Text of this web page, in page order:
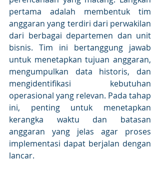
pertama adalah membentuk tim
anggaran yang terdiri dari perwakilan
dari berbagai departemen dan unit
bisnis. Tim ini bertanggung jawab
untuk menetapkan tujuan anggaran,
mengumpulkan data historis, dan
mengidentifikasi kebutuhan
operasional yang relevan. Pada tahap
ini, penting untuk menetapkan
kerangka waktu dan batasan
anggaran yang jelas agar proses
implementasi dapat berjalan dengan
lancar.